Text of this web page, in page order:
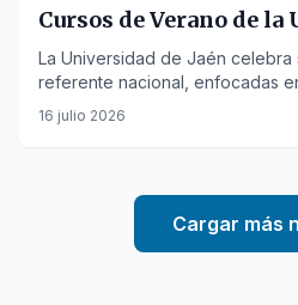
Cursos de Verano de la
La Universidad de Jaén celebra
referente nacional, enfocadas
la actualidad.
16 julio 2026
Cargar más